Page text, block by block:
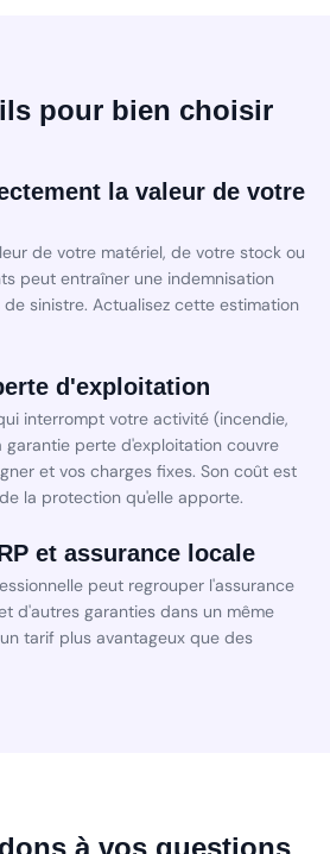
pour bien choisir
la valeur de votre
de votre matériel, de votre stock ou
peut entraîner une indemnisation
sinistre. Actualisez cette estimation
d'exploitation
interrompt votre activité (incendie,
garantie perte d'exploitation couvre
et vos charges fixes. Son coût est
la protection qu'elle apporte.
et assurance locale
peut regrouper l'assurance
d'autres garanties dans un même
tarif plus avantageux que des
à vos questions